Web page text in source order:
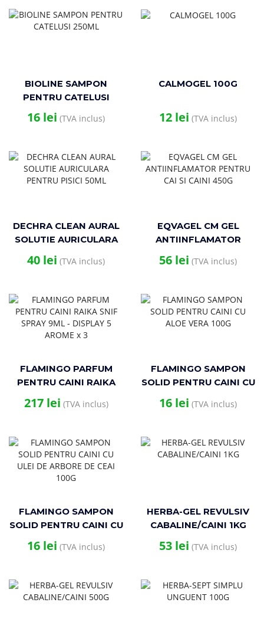
BIOLINE SAMPON
PENTRU CATELUSI
250ML
16 lei (TVA inclus)
CALMOGEL 100G
12 lei (TVA inclus)
DECHRA CLEAN AURAL
SOLUTIE AURICULARA
PENTRU PISICI 50ML
40 lei (TVA inclus)
EQVAGEL CM GEL
ANTIINFLAMATOR
PENTRU CAI SI CAINI
450G
56 lei (TVA inclus)
FLAMINGO PARFUM
PENTRU CAINI RAIKA
SNIF SPRAY 9ML –
DISPLAY 5 AROME x 3
217 lei (TVA inclus)
FLAMINGO SAMPON
SOLID PENTRU CAINI CU
ALOE VERA 100G
16 lei (TVA inclus)
FLAMINGO SAMPON
SOLID PENTRU CAINI CU
ULEI DE ARBORE DE
CEAI 100G
16 lei (TVA inclus)
HERBA-GEL REVULSIV
CABALINE/CAINI 1KG
53 lei (TVA inclus)